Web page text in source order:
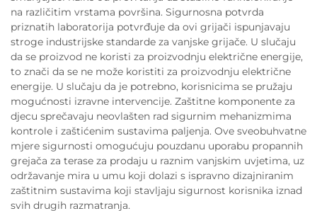
na različitim vrstama površina. Sigurnosna potvrda
priznatih laboratorija potvrđuje da ovi grijači ispunjavaju
stroge industrijske standarde za vanjske grijače. U slučaju
da se proizvod ne koristi za proizvodnju električne energije,
to znači da se ne može koristiti za proizvodnju električne
energije. U slučaju da je potrebno, korisnicima se pružaju
mogućnosti izravne intervencije. Zaštitne komponente za
djecu sprečavaju neovlašten rad sigurnim mehanizmima
kontrole i zaštićenim sustavima paljenja. Ove sveobuhvatne
mjere sigurnosti omogućuju pouzdanu uporabu propannih
grejača za terase za prodaju u raznim vanjskim uvjetima, uz
održavanje mira u umu koji dolazi s ispravno dizajniranim
zaštitnim sustavima koji stavljaju sigurnost korisnika iznad
svih drugih razmatranja.